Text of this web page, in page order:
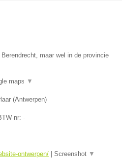
maar wel in de provincie
maps ▼
(Antwerpen)
nr: -
ontwerpen/ Screenshot ▼